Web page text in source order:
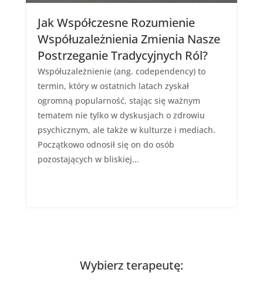
Jak Współczesne Rozumienie
Współuzależnienia Zmienia Nasze
Postrzeganie Tradycyjnych Ról?
Współuzależnienie (ang. codependency) to
termin, który w ostatnich latach zyskał
ogromną popularność, stając się ważnym
tematem nie tylko w dyskusjach o zdrowiu
psychicznym, ale także w kulturze i mediach.
Początkowo odnosił się on do osób
pozostających w bliskiej...
Wybierz terapeutę: